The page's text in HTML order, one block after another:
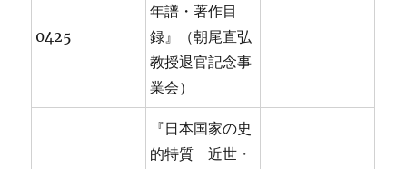
0425
年譜・著作目
録』（朝尾直弘
教授退官記念事
業会）
『日本国家の史
的特質 近世・